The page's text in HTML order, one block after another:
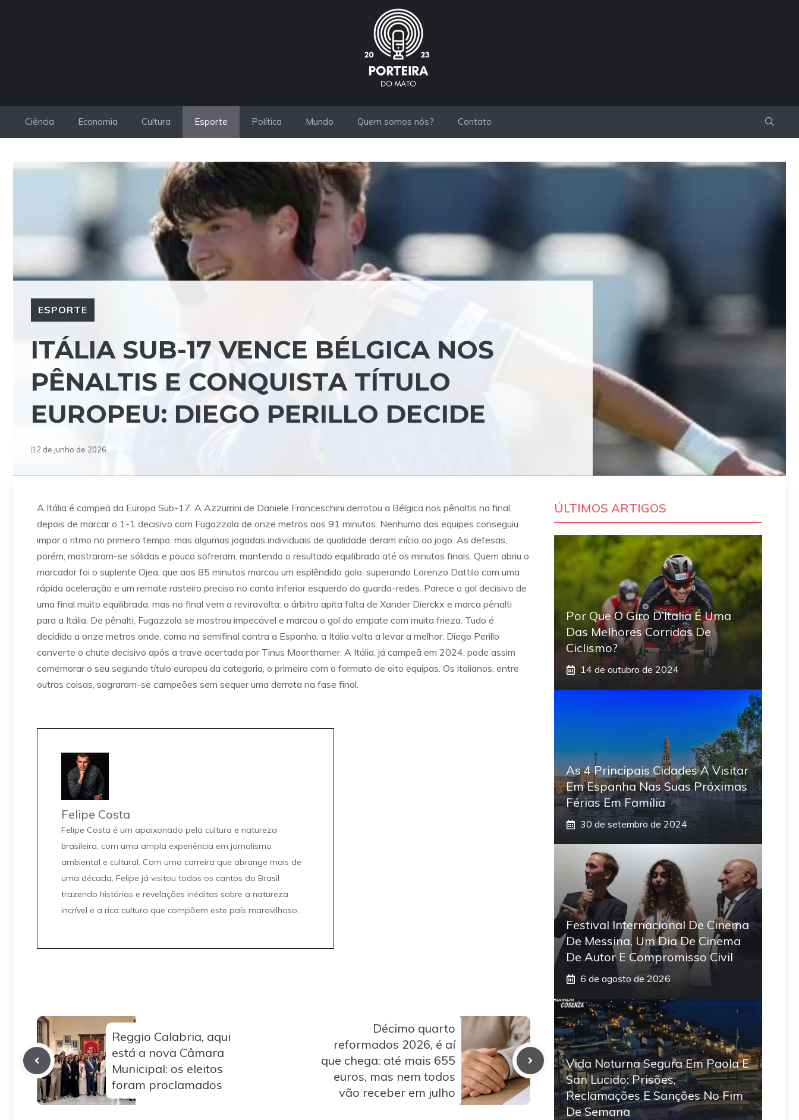
Ciência Economia Cultura Esporte Política Mundo Quem somos nós? Contato
ESPORTE
ITÁLIA SUB-17 VENCE BÉLGICA NOS
PÊNALTIS E CONQUISTA TÍTULO
EUROPEU: DIEGO PERILLO DECIDE
12 de junho de 2026
A Itália é campeã da Europa Sub-17. A Azzurrini de Daniele Franceschini derrotou a Bélgica nos pênaltis na final,
depois de marcar o 1-1 decisivo com Fugazzola de onze metros aos 91 minutos. Nenhuma das equipes conseguiu
impor o ritmo no primeiro tempo, mas algumas jogadas individuais de qualidade deram início ao jogo. As defesas,
porém, mostraram-se sólidas e pouco sofreram, mantendo o resultado equilibrado até os minutos finais. Quem abriu o
marcador foi o suplente Ojea, que aos 85 minutos marcou um esplêndido golo, superando Lorenzo Dattilo com uma
rápida aceleração e um remate rasteiro preciso no canto inferior esquerdo do guarda-redes. Parece o gol decisivo de
uma final muito equilibrada, mas no final vem a reviravolta: o árbitro apita falta de Xander Dierckx e marca pênalti
para a Itália. De pênalti, Fugazzola se mostrou impecável e marcou o gol do empate com muita frieza. Tudo é
decidido a onze metros onde, como na semifinal contra a Espanha, a Itália volta a levar a melhor: Diego Perillo
converte o chute decisivo após a trave acertada por Tinus Moorthamer. A Itália, já campeã em 2024, pode assim
comemorar o seu segundo título europeu da categoria, o primeiro com o formato de oito equipas. Os italianos, entre
outras coisas, sagraram-se campeões sem sequer uma derrota na fase final.
Felipe Costa
Felipe Costa é um apaixonado pela cultura e natureza
brasileira, com uma ampla experiência em jornalismo
ambiental e cultural. Com uma carreira que abrange mais de
uma década, Felipe já visitou todos os cantos do Brasil
trazendo histórias e revelações inéditas sobre a natureza
incrível e a rica cultura que compõem este país maravilhoso.
Reggio Calabria, aqui
está a nova Câmara
Municipal: os eleitos
foram proclamados
Décimo quarto
reformados 2026, é aí
que chega: até mais 655
euros, mas nem todos
vão receber em julho
ÚLTIMOS ARTIGOS
Por Que O Giro D’Italia É Uma
Das Melhores Corridas De
Ciclismo?
14 de outubro de 2024
As 4 Principais Cidades A Visitar
Em Espanha Nas Suas Próximas
Férias Em Família
30 de setembro de 2024
Festival Internacional De Cinema
De Messina, Um Dia De Cinema
De Autor E Compromisso Civil
6 de agosto de 2026
Vida Noturna Segura Em Paola E
San Lucido: Prisões,
Reclamações E Sanções No Fim
De Semana